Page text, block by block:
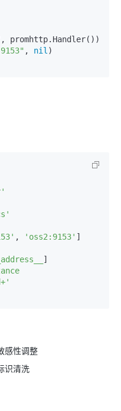
, promhttp.Handler())
, nil )
, 'oss2:9153' ]
]
感性调整
识清洗